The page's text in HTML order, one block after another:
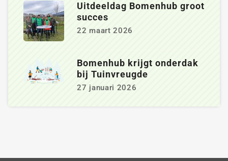
Uitdeeldag Bomenhub groot
succes
22 maart 2026
Bomenhub krijgt onderdak
bij Tuinvreugde
27 januari 2026